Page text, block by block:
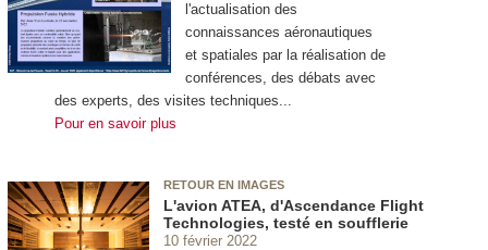
l'actualisation des
connaissances aéronautiques
et spatiales par la réalisation de
conférences, des débats avec
des experts, des visites techniques...
Pour en savoir plus
RETOUR EN IMAGES
L'avion ATEA, d'Ascendance Flight
Technologies, testé en soufflerie
10 février 2022